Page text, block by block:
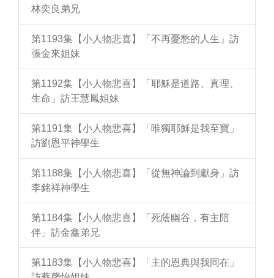
林奕良弟兄
第1193集【小人物悲喜】「不再憂愁的人生」訪
張金來姐妹
第1192集【小人物悲喜】「耶穌是道路、真理、
生命」訪王慧鳳姐妹
第1191集【小人物悲喜】「唯獨耶穌是我至寶」
訪劉恩平神學生
第1188集【小人物悲喜】「從無神論到獻身」訪
李銘祥神學生
第1184集【小人物悲喜】「死蔭幽谷，有主陪
伴」訪金鑫弟兄
第1183集【小人物悲喜】「主的恩典與我同在」